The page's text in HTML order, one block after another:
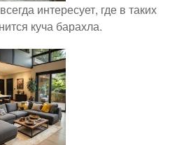
интересует, где в таких
куча барахла.